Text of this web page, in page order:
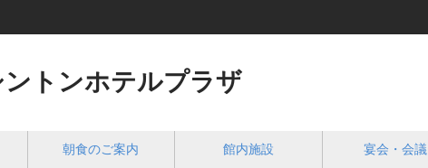
トンホテルプラザ
朝食のご案内 館内施設 宴会・会議